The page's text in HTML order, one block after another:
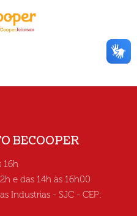
BECOOPER
16h
e das 14h às 16h00
Industrias - SJC - CEP: